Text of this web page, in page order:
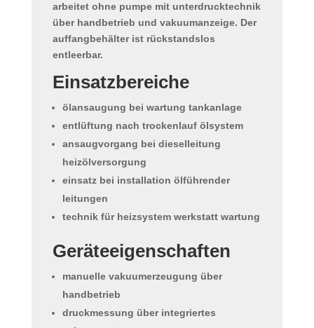
arbeitet ohne pumpe mit unterdrucktechnik
über handbetrieb und vakuumanzeige. Der
auffangbehälter ist rückstandslos
entleerbar.
Einsatzbereiche
ölansaugung bei wartung tankanlage
entlüftung nach trockenlauf ölsystem
ansaugvorgang bei dieselleitung
heizölversorgung
einsatz bei installation ölführender
leitungen
technik für heizsystem werkstatt wartung
Geräteeigenschaften
manuelle vakuumerzeugung über
handbetrieb
druckmessung über integriertes